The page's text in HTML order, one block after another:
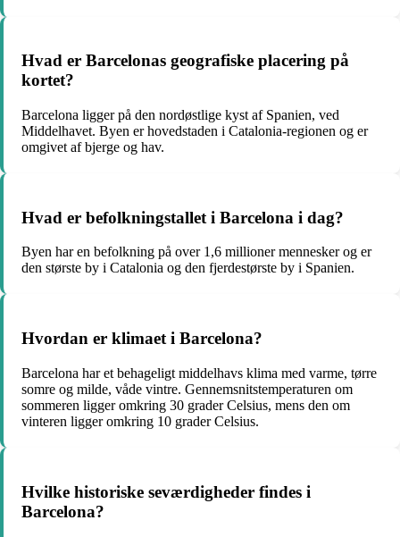
Hvad er Barcelonas geografiske placering på
kortet?
Barcelona ligger på den nordøstlige kyst af Spanien, ved
Middelhavet. Byen er hovedstaden i Catalonia-regionen og er
omgivet af bjerge og hav.
Hvad er befolkningstallet i Barcelona i dag?
Byen har en befolkning på over 1,6 millioner mennesker og er
den største by i Catalonia og den fjerdestørste by i Spanien.
Hvordan er klimaet i Barcelona?
Barcelona har et behageligt middelhavs klima med varme, tørre
somre og milde, våde vintre. Gennemsnitstemperaturen om
sommeren ligger omkring 30 grader Celsius, mens den om
vinteren ligger omkring 10 grader Celsius.
Hvilke historiske seværdigheder findes i
Barcelona?